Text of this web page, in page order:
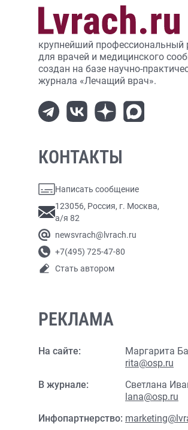
крупнейший профессиональный
для врачей и медицинского
создан на базе научно-
журнала «Лечащий врач».
КОНТАКТЫ
Написать сообщение
123056, Россия, г. Москва,
а/я 82
newsvrach@lvrach.ru
+7(495) 725-47-80
Стать автором
РЕКЛАМА
На сайте:
Маргарита
rita@osp.ru
В журнале:
Светлана
lana@osp.ru
Инфопартнерство: